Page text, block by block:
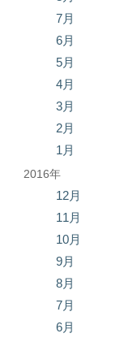
7月
6月
5月
4月
3月
2月
1月
2016年
12月
11月
10月
9月
8月
7月
6月